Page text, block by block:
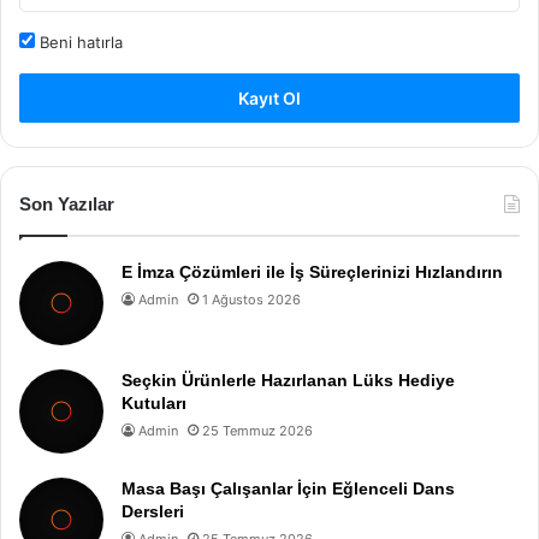
Beni hatırla
Kayıt Ol
Son Yazılar
E İmza Çözümleri ile İş Süreçlerinizi Hızlandırın
Admin 1 Ağustos 2026
Seçkin Ürünlerle Hazırlanan Lüks Hediye
Kutuları
Admin 25 Temmuz 2026
Masa Başı Çalışanlar İçin Eğlenceli Dans
Dersleri